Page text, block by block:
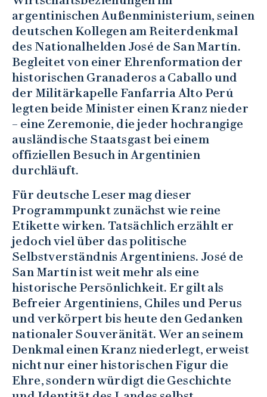
argentinischen Außenministerium, seinen
deutschen Kollegen am Reiterdenkmal
des Nationalhelden José de San Martín.
Begleitet von einer Ehrenformation der
historischen Granaderos a Caballo und
der Militärkapelle Fanfarria Alto Perú
legten beide Minister einen Kranz nieder
– eine Zeremonie, die jeder hochrangige
ausländische Staatsgast bei einem
offiziellen Besuch in Argentinien
durchläuft.
Für deutsche Leser mag dieser
Programmpunkt zunächst wie reine
Etikette wirken. Tatsächlich erzählt er
jedoch viel über das politische
Selbstverständnis Argentiniens. José de
San Martín ist weit mehr als eine
historische Persönlichkeit. Er gilt als
Befreier Argentiniens, Chiles und Perus
und verkörpert bis heute den Gedanken
nationaler Souveränität. Wer an seinem
Denkmal einen Kranz niederlegt, erweist
nicht nur einer historischen Figur die
Ehre, sondern würdigt die Geschichte